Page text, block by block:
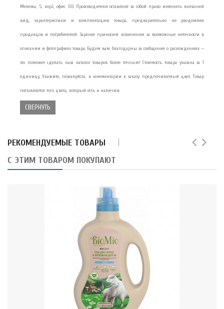
Мележа, 5, кор.1, офис 333. Производители оставляют за собой право изменять внешний
вид, характеристики и комплектацию товара, предварительно не уведомляя
продавцов и потребителей. Заранее приносим извинения за возможные неточности в
описании и фотографиях товара. Будем вам благодарны за сообщение о расхождениях —
это поможет сделать наш каталог товаров более точным! Стоимость товара указана за 1
единицу. Укажите, пожалуйста, в комментарии к заказу предпочитаемый цвет. Товар
поставляется того цвета, который есть в наличии.
СВЕРНУТЬ
РЕКОМЕНДУЕМЫЕ ТОВАРЫ
С ЭТИМ ТОВАРОМ ПОКУПАЮТ